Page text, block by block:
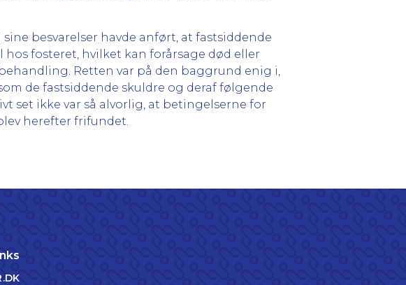
besvarelser havde anført, at fastsiddende
fosteret, hvilket kan forårsage død eller
Retten var på den baggrund enig i,
de fastsiddende skuldre og deraf følgende
set ikke var så alvorlig, at betingelserne for
herefter frifundet.